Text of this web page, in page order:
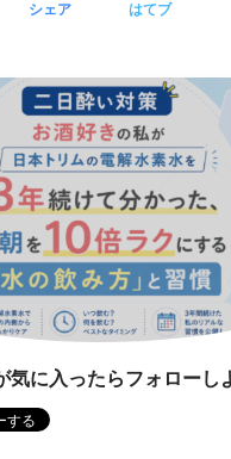
シェア はてブ
気に入ったらフォローし